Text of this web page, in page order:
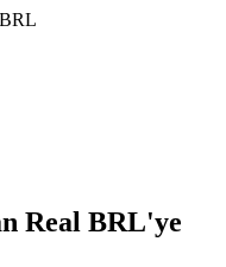
BRL
Real BRL'ye